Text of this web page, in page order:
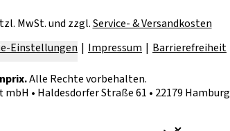
MwSt. und zzgl.Service- & Versandkosten
Einstellungen Impressum Barrierefreiheit
Alle Rechte vorbehalten.
mbH • Haldesdorfer Straße 61 • 22179 Hamburg